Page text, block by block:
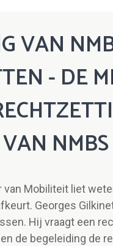
VAN
- DE
NMBS
van Mobiliteit liet
Georges
Hij vraagt een
de begeleiding de